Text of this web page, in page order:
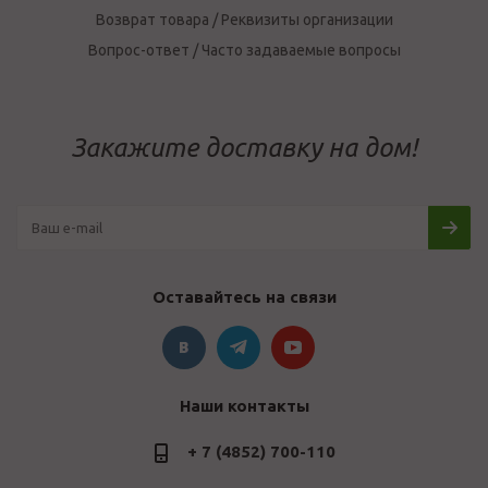
Возврат товара / Реквизиты организации
Вопрос-ответ / Часто задаваемые вопросы
Закажите доставку на дом!
Оставайтесь на связи
Наши контакты
+ 7 (4852) 700-110